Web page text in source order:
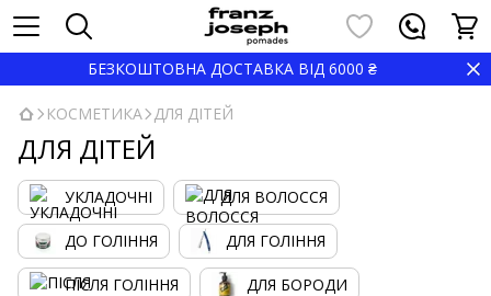
БЕЗКОШТОВНА ДОСТАВКА ВІД 6000 ₴
КОСМЕТИКА ДЛЯ ДІТЕЙ
ДЛЯ ДІТЕЙ
УКЛАДОЧНІ ДЛЯ ВОЛОССЯ
ДО ГОЛІННЯ ДЛЯ ГОЛІННЯ
ПІСЛЯ ГОЛІННЯ ДЛЯ БОРОДИ